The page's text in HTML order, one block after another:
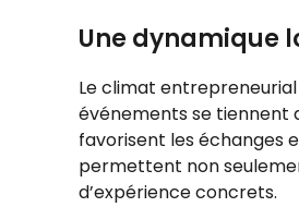
Une dynamique
Le climat
événements se tiennent
favorisent les échanges
permettent non
d’expérience concrets.